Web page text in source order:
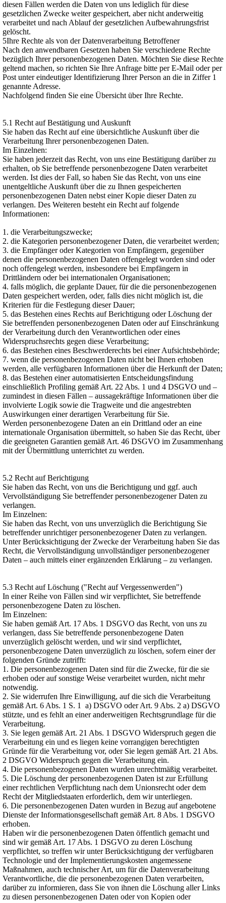
diesen Fällen werden die Daten von uns lediglich für diese
gesetzlichen Zwecke weiter gespeichert, aber nicht anderweitig
verarbeitet und nach Ablauf der gesetzlichen Aufbewahrungsfrist
gelöscht.
5Ihre Rechte als von der Datenverarbeitung Betroffener
Nach den anwendbaren Gesetzen haben Sie verschiedene Rechte
bezüglich Ihrer personenbezogenen Daten. Möchten Sie diese Rechte
geltend machen, so richten Sie Ihre Anfrage bitte per E-Mail oder per
Post unter eindeutiger Identifizierung Ihrer Person an die in Ziffer 1
genannte Adresse.
Nachfolgend finden Sie eine Übersicht über Ihre Rechte.
5.1 Recht auf Bestätigung und Auskunft
Sie haben das Recht auf eine übersichtliche Auskunft über die
Verarbeitung Ihrer personenbezogenen Daten.
Im Einzelnen:
Sie haben jederzeit das Recht, von uns eine Bestätigung darüber zu
erhalten, ob Sie betreffende personenbezogene Daten verarbeitet
werden. Ist dies der Fall, so haben Sie das Recht, von uns eine
unentgeltliche Auskunft über die zu Ihnen gespeicherten
personenbezogenen Daten nebst einer Kopie dieser Daten zu
verlangen. Des Weiteren besteht ein Recht auf folgende
Informationen:
1. die Verarbeitungszwecke;
2. die Kategorien personenbezogener Daten, die verarbeitet werden;
3. die Empfänger oder Kategorien von Empfängern, gegenüber
denen die personenbezogenen Daten offengelegt worden sind oder
noch offengelegt werden, insbesondere bei Empfängern in
Drittländern oder bei internationalen Organisationen;
4. falls möglich, die geplante Dauer, für die die personenbezogenen
Daten gespeichert werden, oder, falls dies nicht möglich ist, die
Kriterien für die Festlegung dieser Dauer;
5. das Bestehen eines Rechts auf Berichtigung oder Löschung der
Sie betreffenden personenbezogenen Daten oder auf Einschränkung
der Verarbeitung durch den Verantwortlichen oder eines
Widerspruchsrechts gegen diese Verarbeitung;
6. das Bestehen eines Beschwerderechts bei einer Aufsichtsbehörde;
7. wenn die personenbezogenen Daten nicht bei Ihnen erhoben
werden, alle verfügbaren Informationen über die Herkunft der Daten;
8. das Bestehen einer automatisierten Entscheidungsfindung
einschließlich Profiling gemäß Art. 22 Abs. 1 und 4 DSGVO und –
zumindest in diesen Fällen – aussagekräftige Informationen über die
involvierte Logik sowie die Tragweite und die angestrebten
Auswirkungen einer derartigen Verarbeitung für Sie.
Werden personenbezogene Daten an ein Drittland oder an eine
internationale Organisation übermittelt, so haben Sie das Recht, über
die geeigneten Garantien gemäß Art. 46 DSGVO im Zusammenhang
mit der Übermittlung unterrichtet zu werden.
5.2 Recht auf Berichtigung
Sie haben das Recht, von uns die Berichtigung und ggf. auch
Vervollständigung Sie betreffender personenbezogener Daten zu
verlangen.
Im Einzelnen:
Sie haben das Recht, von uns unverzüglich die Berichtigung Sie
betreffender unrichtiger personenbezogener Daten zu verlangen.
Unter Berücksichtigung der Zwecke der Verarbeitung haben Sie das
Recht, die Vervollständigung unvollständiger personenbezogener
Daten – auch mittels einer ergänzenden Erklärung – zu verlangen.
5.3 Recht auf Löschung ("Recht auf Vergessenwerden")
In einer Reihe von Fällen sind wir verpflichtet, Sie betreffende
personenbezogene Daten zu löschen.
Im Einzelnen:
Sie haben gemäß Art. 17 Abs. 1 DSGVO das Recht, von uns zu
verlangen, dass Sie betreffende personenbezogene Daten
unverzüglich gelöscht werden, und wir sind verpflichtet,
personenbezogene Daten unverzüglich zu löschen, sofern einer der
folgenden Gründe zutrifft:
1. Die personenbezogenen Daten sind für die Zwecke, für die sie
erhoben oder auf sonstige Weise verarbeitet wurden, nicht mehr
notwendig.
2. Sie widerrufen Ihre Einwilligung, auf die sich die Verarbeitung
gemäß Art. 6 Abs. 1 S. 1 a) DSGVO oder Art. 9 Abs. 2 a) DSGVO
stützte, und es fehlt an einer anderweitigen Rechtsgrundlage für die
Verarbeitung.
3. Sie legen gemäß Art. 21 Abs. 1 DSGVO Widerspruch gegen die
Verarbeitung ein und es liegen keine vorrangigen berechtigten
Gründe für die Verarbeitung vor, oder Sie legen gemäß Art. 21 Abs.
2 DSGVO Widerspruch gegen die Verarbeitung ein.
4. Die personenbezogenen Daten wurden unrechtmäßig verarbeitet.
5. Die Löschung der personenbezogenen Daten ist zur Erfüllung
einer rechtlichen Verpflichtung nach dem Unionsrecht oder dem
Recht der Mitgliedstaaten erforderlich, dem wir unterliegen.
6. Die personenbezogenen Daten wurden in Bezug auf angebotene
Dienste der Informationsgesellschaft gemäß Art. 8 Abs. 1 DSGVO
erhoben.
Haben wir die personenbezogenen Daten öffentlich gemacht und
sind wir gemäß Art. 17 Abs. 1 DSGVO zu deren Löschung
verpflichtet, so treffen wir unter Berücksichtigung der verfügbaren
Technologie und der Implementierungskosten angemessene
Maßnahmen, auch technischer Art, um für die Datenverarbeitung
Verantwortliche, die die personenbezogenen Daten verarbeiten,
darüber zu informieren, dass Sie von ihnen die Löschung aller Links
zu diesen personenbezogenen Daten oder von Kopien oder